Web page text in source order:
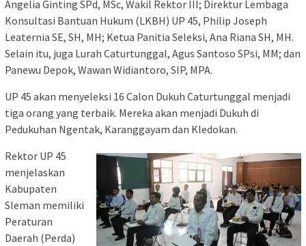
Angelia Ginting SPd, MSc, Wakil Rektor III; Direktur Lembaga
Konsultasi Bantuan Hukum (LKBH) UP 45, Philip Joseph
Leaternia SE, SH, MH; Ketua Panitia Seleksi, Ana Riana SH, MH.
Selain itu, juga Lurah Caturtunggal, Agus Santoso SPsi, MM; dan
Panewu Depok, Wawan Widiantoro, SIP, MPA.
UP 45 akan menyeleksi 16 Calon Dukuh Caturtunggal menjadi
tiga orang yang terbaik. Mereka akan menjadi Dukuh di
Pedukuhan Ngentak, Karanggayam dan Kledokan.
Rektor UP 45
menjelaskan
Kabupaten
Sleman memiliki
Peraturan
Daerah (Perda)